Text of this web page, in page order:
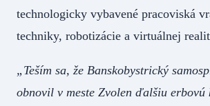
technologicky vybavené pracoviská
techniky, robotizácie a virtuálnej
„Teším sa, že Banskobystrický
obnovil v meste Zvolen ďalšiu erbovú